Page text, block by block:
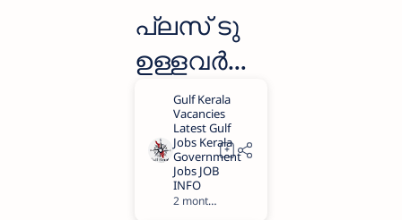
പ്ലസ് ടു
ഉള്ളവർക്ക്
കേരള
പോലീസ് -
പോലീസ്
കോൺസ്റ്റ
2 months ago